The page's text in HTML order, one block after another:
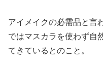
アイメイクの必需品と言
ではマスカラを使わず自
てきているとのこと。